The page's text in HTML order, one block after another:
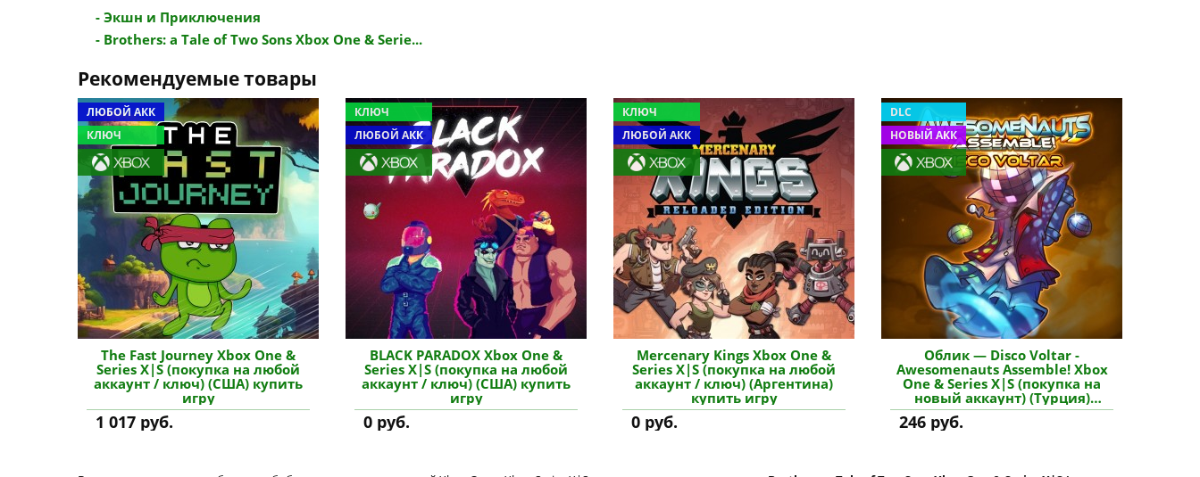
- Экшн и Приключения
- Brothers: a Tale of Two Sons Xbox One & Serie...
Рекомендуемые товары
ЛЮБОЙ АКК
КЛЮЧ
The Fast Journey Xbox One &
Series X|S (покупка на любой
аккаунт / ключ) (США) купить
игру
1 017 руб.
КЛЮЧ
ЛЮБОЙ АКК
BLACK PARADOX Xbox One &
Series X|S (покупка на любой
аккаунт / ключ) (США) купить
игру
0 руб.
КЛЮЧ
ЛЮБОЙ АКК
Mercenary Kings Xbox One &
Series X|S (покупка на любой
аккаунт / ключ) (Аргентина)
купить игру
0 руб.
DLC
НОВЫЙ АКК
Облик — Disco Voltar -
Awesomenauts Assemble! Xbox
One & Series X|S (покупка на
новый аккаунт) (Турция)
купить дополнение
246 руб.